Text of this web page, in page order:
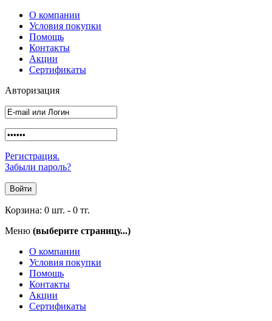
О компании
Условия покупки
Помощь
Контакты
Акции
Сертификаты
Авторизация
Регистрация.
Забыли пароль?
Корзина: 0 шт. - 0 тг.
Меню (выберите страницу...)
О компании
Условия покупки
Помощь
Контакты
Акции
Сертификаты